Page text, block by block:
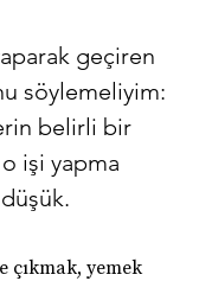
geçiren
söylemeliyim:
belirli bir
işi yapma
düşük.
çıkmak, yemek